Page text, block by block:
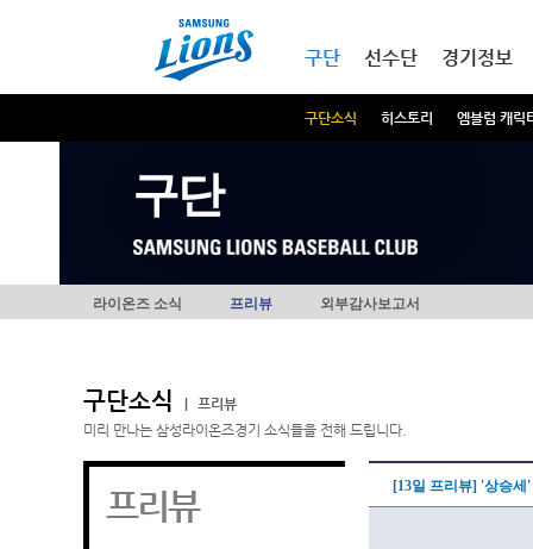
구단
구단소식 히스토리 엠블럼 캐릭
선수단 경기정보
구단
라이온즈 소식 프리뷰 외부감사보고서
구단소식
프리뷰
미리 만나는 삼성라이온즈경기 소식들을 전해 드립니다.
프리뷰 [13일 프리뷰] '상승세